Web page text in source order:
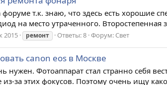
т.к. знаю, что здесь есть хорошие
на место утраченного.
2015 ремонт Ответы: 8 Форум: Свет
canon eos в Москве
нужен. Фотоаппарат стал странно себя
из-за этих фокусов. Поэтому очень ищу